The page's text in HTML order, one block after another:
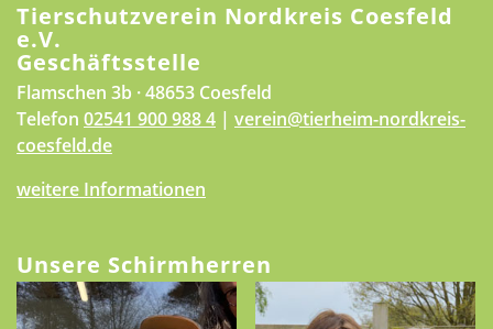
Tierschutzverein Nordkreis Coesfeld
e.V.
Geschäftsstelle
Flamschen 3b · 48653 Coesfeld
Telefon 02541 900 988 4 | verein@tierheim-nordkreis-
coesfeld.de
weitere Informationen
Unsere Schirmherren